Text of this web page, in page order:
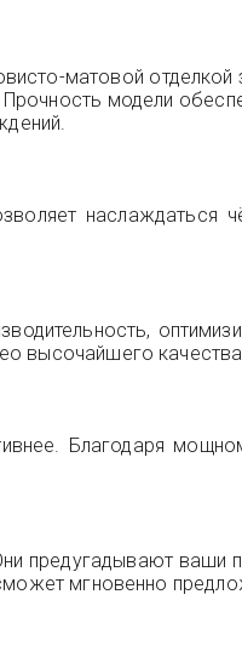
матовой
модели
высочайшего
Благодаря
предугадывают
мгновенно